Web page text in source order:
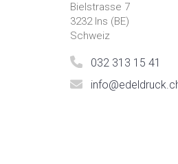
Bielstrasse 7
3232 Ins (BE)
Schweiz
032 313 15 41